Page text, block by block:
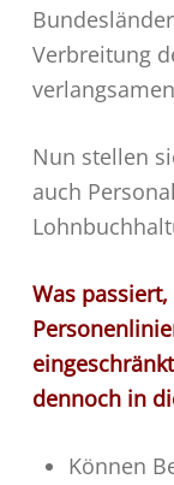
Verbreitung
Nun stellen
auch
Was
dennoch in
Können